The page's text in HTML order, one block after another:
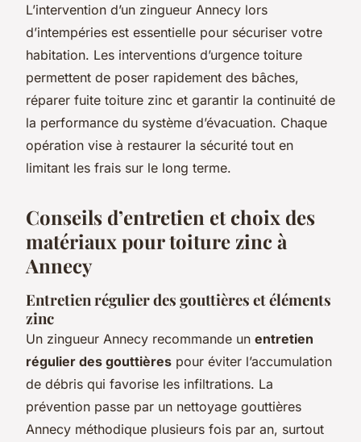
L’intervention d’un zingueur Annecy lors
d’intempéries est essentielle pour sécuriser votre
habitation. Les interventions d’urgence toiture
permettent de poser rapidement des bâches,
réparer fuite toiture zinc et garantir la continuité de
la performance du système d’évacuation. Chaque
opération vise à restaurer la sécurité tout en
limitant les frais sur le long terme.
Conseils d’entretien et choix des
matériaux pour toiture zinc à
Annecy
Entretien régulier des gouttières et éléments
zinc
Un zingueur Annecy recommande un entretien
régulier des gouttières pour éviter l’accumulation
de débris qui favorise les infiltrations. La
prévention passe par un nettoyage gouttières
Annecy méthodique plusieurs fois par an, surtout